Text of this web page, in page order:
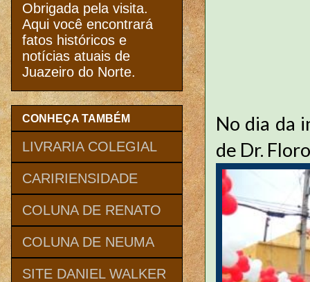
No dia da
de Dr.
Obrigada pela visita.
Aqui você encontrará
fatos históricos e
notícias atuais de
Juazeiro do Norte.
CONHEÇA TAMBÉM
LIVRARIA COLEGIAL
CARIRIENSIDADE
COLUNA DE RENATO
COLUNA DE NEUMA
SITE DANIEL WALKER